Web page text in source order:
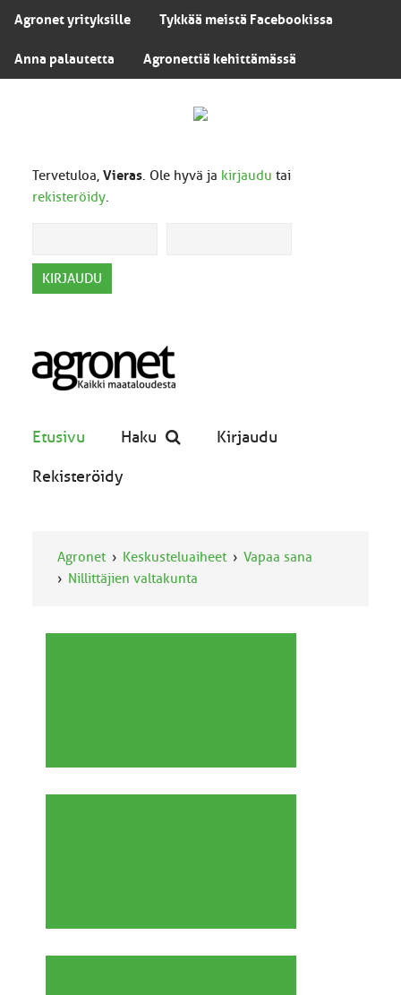
Agronet yrityksille Tykkää meistä Facebookissa
Anna palautetta Agronettiä kehittämässä
Tervetuloa, Vieras. Ole hyvä ja kirjaudu tai
rekisteröidy.
Etusivu Haku Kirjaudu
Rekisteröidy
Agronet Keskusteluaiheet
Vapaa sana
Nillittäjien valtakunta